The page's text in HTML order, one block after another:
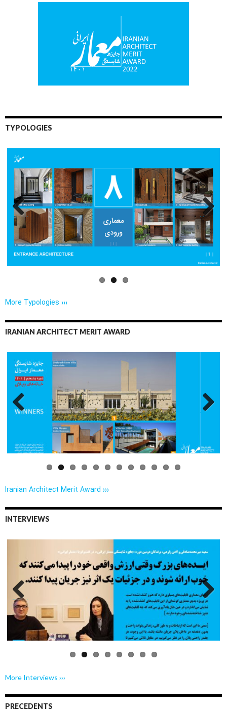
TYPOLOGIES
Previo
us
Next
More Typologies ›››
IRANIAN ARCHITECT MERIT AWARD
Previo Next
Iranian Architect Merit Award ›››
INTERVIEWS
Previo
us
Next
More Interviews ›››
PRECEDENTS